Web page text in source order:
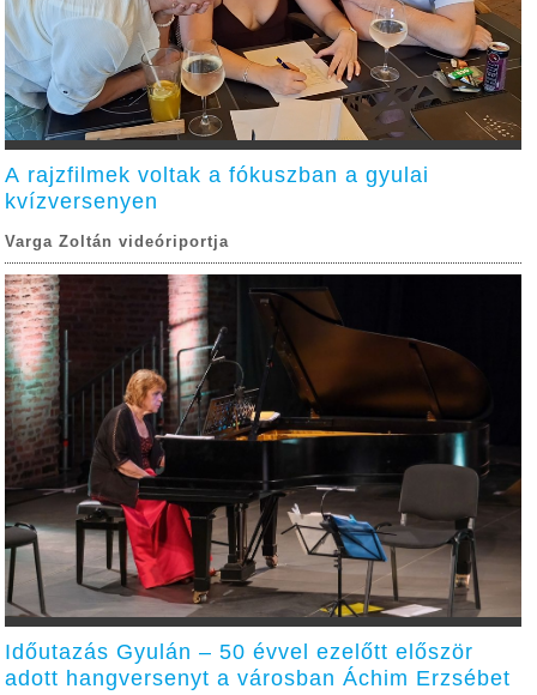
A rajzfilmek voltak a fókuszban a gyulai
kvízversenyen
Varga Zoltán videóriportja
Időutazás Gyulán – 50 évvel ezelőtt először
adott hangversenyt a városban Áchim Erzsébet